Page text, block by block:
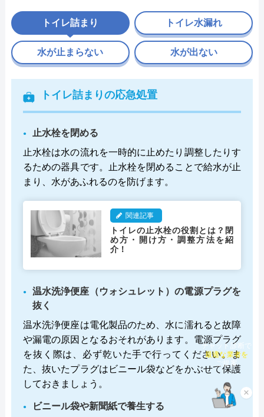
トイレ詰まり
トイレ詰まりの応急処置
止水栓を閉める
止水栓は水の流れを一時的に止めたり調整したりす
るための器具です。止水栓を閉めることで給水が止
まり、水があふれるのを防げます。
関連記事
トイレの止水栓の役割とは？閉
め方・開け方・調整方法を紹
介！
温水洗浄便座（ウォシュレット）の電源プラグを
抜く
温水洗浄便座は電化製品のため、水に濡れると故障
や漏電の原因となるおそれがあります。電源プラグ
を抜く際は、必ず乾いた手で行ってください。ま
た、抜いたプラグはビニール袋などをかぶせて保護
しておきましょう。
ビニール袋や新聞紙で養生する
トイレ水漏れ
水が止まらない 水が出ない
×
チャット診断で
最適な業者を
ご提案